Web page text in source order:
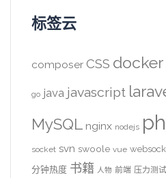
标签云
composer CSS docker
go java javascript
MySQL nginx nodejs
socket svn swoole vue
分钟热度 书籍 人物 前端 压力测试